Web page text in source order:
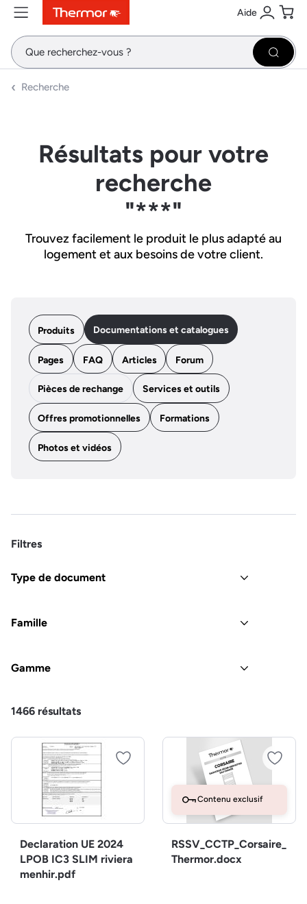
ContenuMenuRecherche Aide
Se
Recherche
Résultats pour votre
recherche
"***"
Trouvez facilement le produit le plus adapté au
logement et aux besoins de votre client.
Produits Documentations et catalogues
Pages FAQ Articles Forum
Pièces de rechange Services et outils
Offres promotionnelles Formations
Photos et vidéos
Filtres
Type de document
Famille
Gamme
1466 résultats
Declaration UE 2024
LPOB IC3 SLIM riviera
menhir.pdf
Contenu exclusif
RSSV_CCTP_Corsaire_
Thermor.docx